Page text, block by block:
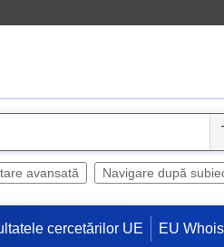
avansată Navigare după
cercetărilor UE EU